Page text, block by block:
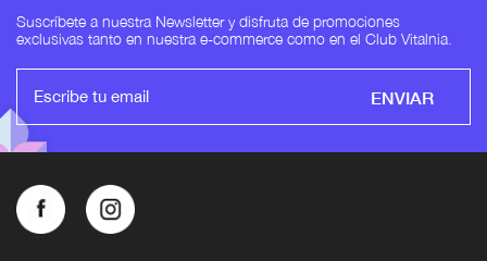
Suscríbete a nuestra Newsletter y disfruta de promociones
exclusivas tanto en nuestra e-commerce como en el Club Vitalnia.
ENVIAR